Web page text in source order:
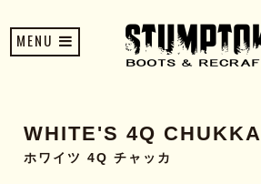
MENU
WHITE'S 4Q CHUKKA
ホワイツ 4Q チャッカ